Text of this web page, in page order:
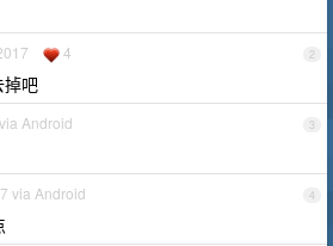
2
4
掉吧
3
Android
4
via Android